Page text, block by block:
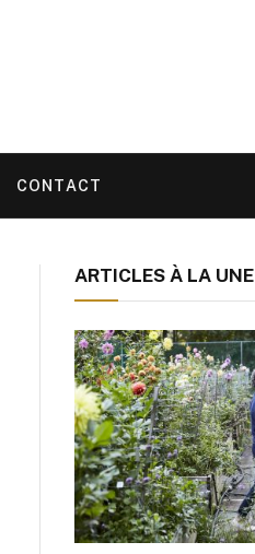
CONTACT
ARTICLES À LA UNE